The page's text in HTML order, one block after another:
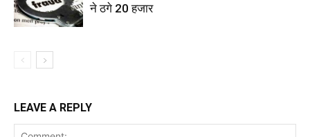
ने ठगे 20 हजार
LEAVE A REPLY